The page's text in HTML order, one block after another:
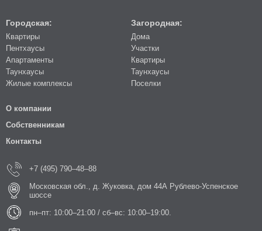
Городская:
Квартиры
Пентхаусы
Апартаменты
Таунхаусы
Жилые комплексы
Загородная:
Дома
Участки
Квартиры
Таунхаусы
Поселки
О компании
Собственникам
Контакты
+7 (495) 790–48–88
Московская обл., д. Жуковка, дом 44А Рублево-Успенское
шоссе
пн–пт: 10:00–21:00 / сб–вс: 10:00–19:00.